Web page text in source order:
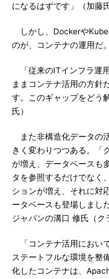
になるはずです」（加藤氏
しかし、Dockerや
のが、コンテナの運用だ。
「従来のITインフラ運
ままコンテナ活用の方針
す。このギャップをどう
氏）
また非構造化データの
きく変わりつつある。「
が増え、データベースも
タを参照するだけでなく
ションが増え、それに対
ータベースも登場しまし
ジャパンの溝口 修氏（ク
「コンテナ活用におい
ステートフルな環境を整
化したコンテナは、